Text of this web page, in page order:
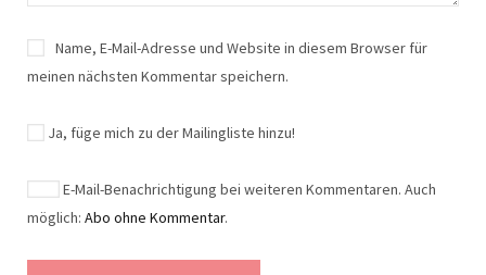
Name, E-Mail-Adresse und Website in diesem Browser für
meinen nächsten Kommentar speichern.
Ja, füge mich zu der Mailingliste hinzu!
E-Mail-Benachrichtigung bei weiteren Kommentaren. Auch
möglich: Abo ohne Kommentar.